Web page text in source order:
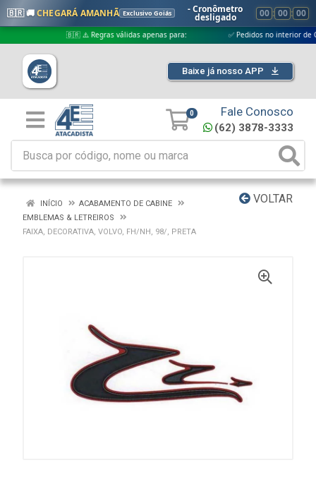
🇧🇷 🚚CHEGARÁ AMANHÃ Exclusivo Goiás - Cronômetro
desligado 00 : 00 : 00
🇧🇷 ⚠️ Regras válidas apenas para: ✅ Pedidos no interior de Goiás
Baixe já nosso APP
0 Fale Conosco
(62) 3878-3333
VOLTAR
INÍCIO
ACABAMENTO DE CABINE
EMBLEMAS & LETREIROS
FAIXA, DECORATIVA, VOLVO, FH/NH, 98/, PRETA